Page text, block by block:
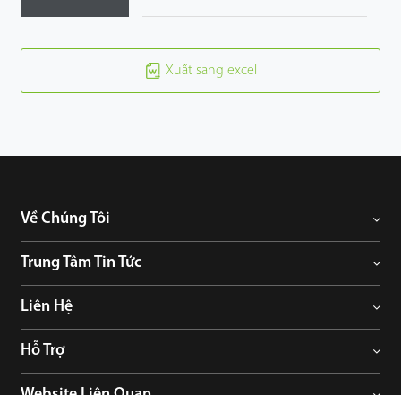
Xuất sang excel
Về Chúng Tôi
Trung Tâm Tin Tức
Liên Hệ
Hỗ Trợ